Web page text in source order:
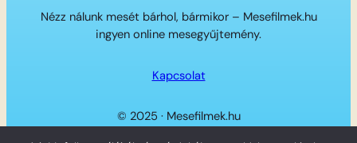
Nézz nálunk mesét bárhol, bármikor – Mesefilmek.hu
ingyen online mesegyűjtemény.
Kapcsolat
© 2025 · Mesefilmek.hu